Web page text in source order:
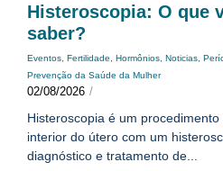
Histeroscopia: O que
saber?
Eventos Fertilidade Hormônios Noticias
Prevenção da Saúde da Mulher
02/08/2026 /
Histeroscopia é um
interior do útero com um
diagnóstico e tratamento de...